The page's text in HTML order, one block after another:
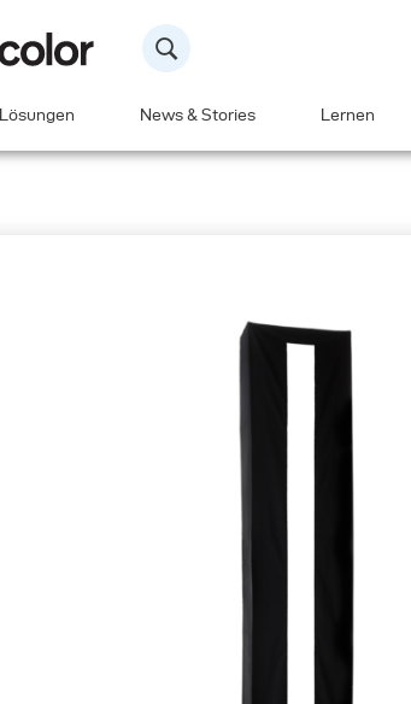
Lösungen News & Stories Lernen